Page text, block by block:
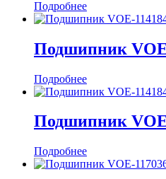
Подробнее
Подшипник
Подробнее
Подшипник
Подробнее